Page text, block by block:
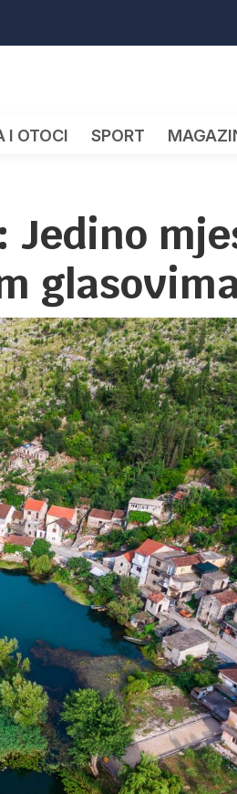
I OTOCI SPORT
Jedino